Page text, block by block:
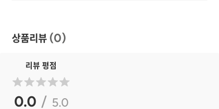
상품리뷰 (0)
리뷰 평점
0.0 / 5.0